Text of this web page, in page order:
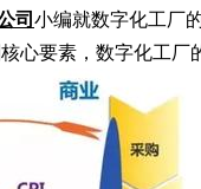
司小编就数字化工厂
心要素，数字化工厂